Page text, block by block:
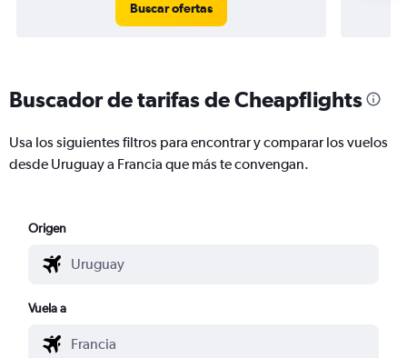
Buscar ofertas
Buscador de tarifas de Cheapflights
Usa los siguientes filtros para encontrar y comparar los vuelos
desde Uruguay a Francia que más te convengan.
Origen
Vuela a